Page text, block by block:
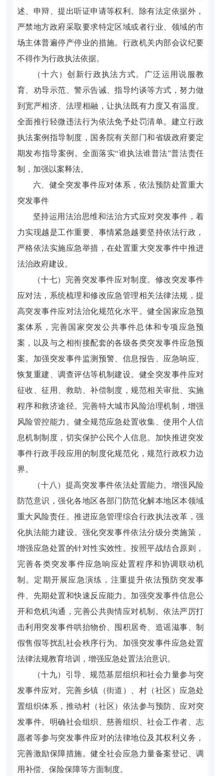
述、申辩、提出听证申请等权利。除有法定依据外，
严禁地方政府采取要求特定区域或者行业、领域的市
场主体普遍停产停业的措施。行政机关内部会议纪要
不得作为行政执法依据。
（十六）创新行政执法方式。广泛运用说服教
育、劝导示范、警示告诫、指导约谈等方式，努力做
到宽严相济、法理相融，让执法既有力度又有温度。
全面推行轻微违法行为依法免予处罚清单。建立行政
执法案例指导制度，国务院有关部门和省级政府要定
期发布指导案例。全面落实“谁执法谁普法”普法责任
制，加强以案释法。
六、健全突发事件应对体系，依法预防处置重大
突发事件
坚持运用法治思维和法治方式应对突发事件，着
力实现越是工作重要、事情紧急越要坚持依法行政，
严格依法实施应急举措，在处置重大突发事件中推进
法治政府建设。
（十七）完善突发事件应对制度。修改突发事件
应对法，系统梳理和修改应急管理相关法律法规，提
高突发事件应对法治化规范化水平。健全国家应急预
案体系，完善国家突发公共事件总体和专项应急预
案，以及与之相衔接配套的各级各类突发事件应急预
案。加强突发事件监测预警、信息报告、应急响应、
恢复重建、调查评估等机制建设。健全突发事件应对
征收、征用、救助、补偿制度，规范相关审批、实施
程序和救济途径。完善特大城市风险治理机制，增强
风险管控能力。健全规范应急处置收集、使用个人信
息机制制度，切实保护公民个人信息。加快推进突发
事件行政手段应用的制度化规范化，规范行政权力边
界。
（十八）提高突发事件依法处置能力。增强风险
防范意识，强化各地区各部门防范化解本地区本领域
重大风险责任。推进应急管理综合行政执法改革，强
化执法能力建设。强化突发事件依法分级分类施策，
增强应急处置的针对性实效性。按照平战结合原则，
完善各类突发事件应急响应处置程序和协调联动机
制。定期开展应急演练，注重提升依法预防突发事
件、先期处置和快速反应能力。加强突发事件信息公
开和危机沟通，完善公共舆情应对机制。依法严厉打
击利用突发事件哄抬物价、囤积居奇、造谣滋事、制
假售假等扰乱社会秩序行为。加强突发事件应急处置
法律法规教育培训，增强应急处置法治意识。
（十九）引导、规范基层组织和社会力量参与突
发事件应对。完善乡镇（街道）、村（社区）应急处
置组织体系，推动村（社区）依法参与预防、应对突
发事件。明确社会组织、慈善组织、社会工作者、志
愿者等参与突发事件应对的法律地位及其权利义务，
完善激励保障措施。健全社会应急力量备案登记、调
用补偿、保险保障等方面制度。